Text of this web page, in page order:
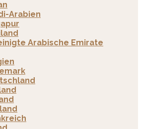
Arabien
Arabische Emirate